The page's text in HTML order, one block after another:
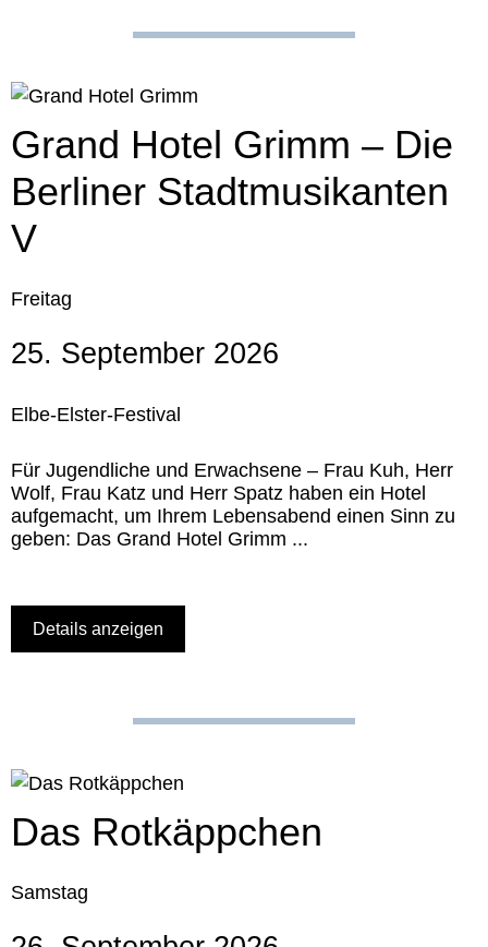
Grand Hotel Grimm – Die
Berliner Stadtmusikanten
V
Freitag
25. September 2026
Elbe-Elster-Festival
Für Jugendliche und Erwachsene – Frau Kuh, Herr
Wolf, Frau Katz und Herr Spatz haben ein Hotel
aufgemacht, um Ihrem Lebensabend einen Sinn zu
geben: Das Grand Hotel Grimm ...
Details anzeigen
Das Rotkäppchen
Samstag